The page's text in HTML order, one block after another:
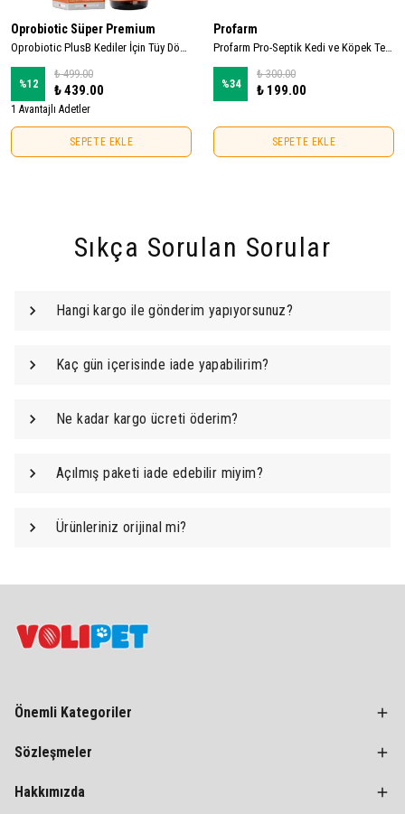
Oprobiotic Süper Premium
Oprobiotic PlusB Kediler İçin Tüy Dökülmesini Azaltıcı Damla 50ml (TÜY DÖKÜMÜ ÖNLEYİCİ)
%12
₺ 499.00
₺ 439.00
1 Avantajlı Adetler
SEPETE EKLE
Profarm
Profarm Pro-Septik Kedi ve Köpek Temizlik ve Bakım Spreyi 250ml
%34
₺ 300.00
₺ 199.00
SEPETE EKLE
Sıkça Sorulan Sorular
Hangi kargo ile gönderim yapıyorsunuz?
Kaç gün içerisinde iade yapabilirim?
Ne kadar kargo ücreti öderim?
Açılmış paketi iade edebilir miyim?
Ürünleriniz orijinal mi?
Önemli Kategoriler
Sözleşmeler
Hakkımızda